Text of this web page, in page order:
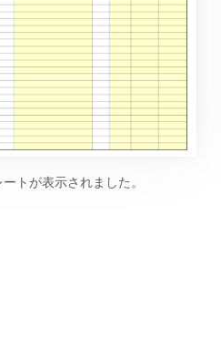
トが表示されました。